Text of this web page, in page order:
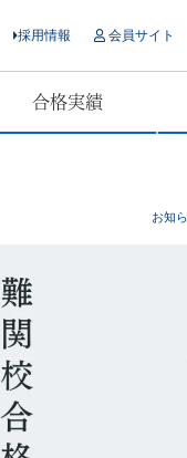
採用情報 会員サイト
合格実績
お知